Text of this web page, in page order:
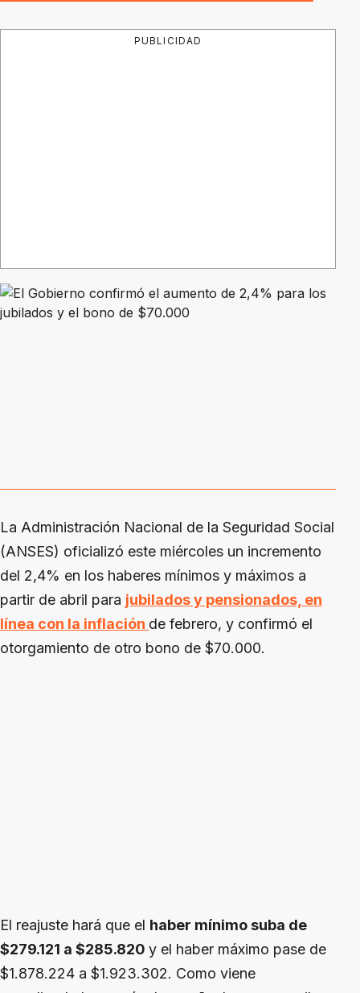
PUBLICIDAD
La Administración Nacional de la Seguridad Social
(ANSES) oficializó este miércoles un incremento
del 2,4% en los haberes mínimos y máximos a
partir de abril para jubilados y pensionados, en
línea con la inflación de febrero, y confirmó el
otorgamiento de otro bono de $70.000.
El reajuste hará que el haber mínimo suba de
$279.121 a $285.820 y el haber máximo pase de
$1.878.224 a $1.923.302. Como viene